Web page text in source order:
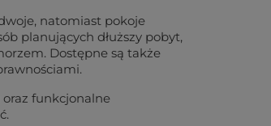
natomiast pokoje
planujących dłuższy pobyt,
Dostępne są także
oraz funkcjonalne